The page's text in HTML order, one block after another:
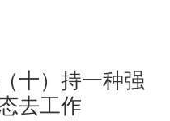
十）持一种强
去工作